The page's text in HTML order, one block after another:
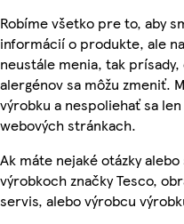
Robíme všetko pre to, aby
informácií o produkte, ale
neustále menia, tak prísady,
alergénov sa môžu zmeniť.
výrobku a nespoliehať sa
webových stránkach.
Ak máte nejaké otázky
výrobkoch značky Tesco,
servis, alebo výrobcu